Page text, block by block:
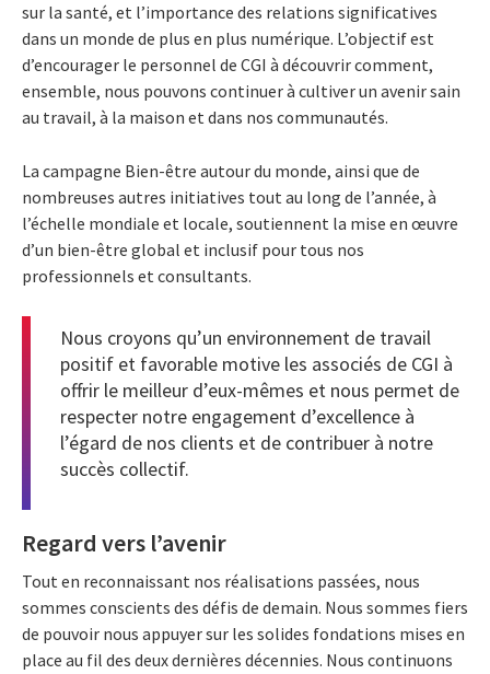
sur la santé, et l’importance des relations significatives
dans un monde de plus en plus numérique. L’objectif est
d’encourager le personnel de CGI à découvrir comment,
ensemble, nous pouvons continuer à cultiver un avenir sain
au travail, à la maison et dans nos communautés.
La campagne Bien-être autour du monde, ainsi que de
nombreuses autres initiatives tout au long de l’année, à
l’échelle mondiale et locale, soutiennent la mise en œuvre
d’un bien-être global et inclusif pour tous nos
professionnels et consultants.
Nous croyons qu’un environnement de travail
positif et favorable motive les associés de CGI à
offrir le meilleur d’eux-mêmes et nous permet de
respecter notre engagement d’excellence à
l’égard de nos clients et de contribuer à notre
succès collectif.
Regard vers l’avenir
Tout en reconnaissant nos réalisations passées, nous
sommes conscients des défis de demain. Nous sommes fiers
de pouvoir nous appuyer sur les solides fondations mises en
place au fil des deux dernières décennies. Nous continuons